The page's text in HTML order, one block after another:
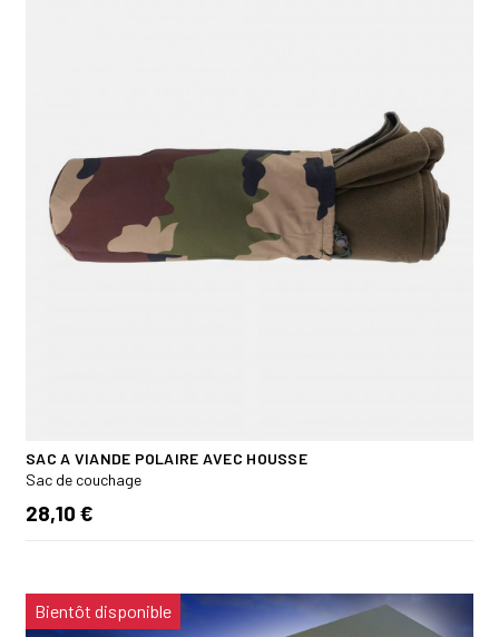
SAC A VIANDE POLAIRE AVEC HOUSSE
Sac de couchage
28,10 €
Bientôt disponible